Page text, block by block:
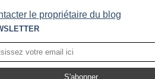
le propriétaire du blog